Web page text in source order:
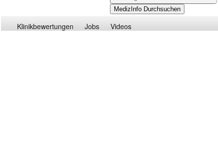
Klinikbewertungen Jobs Videos